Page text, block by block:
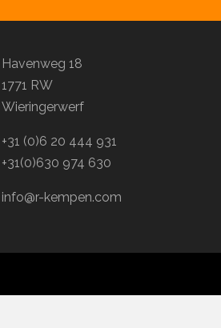
Havenweg 18
1771 RW
Wieringerwerf
+31 (0)6 20 444 931
+31(0)630 974 630
info@r-kempen.com